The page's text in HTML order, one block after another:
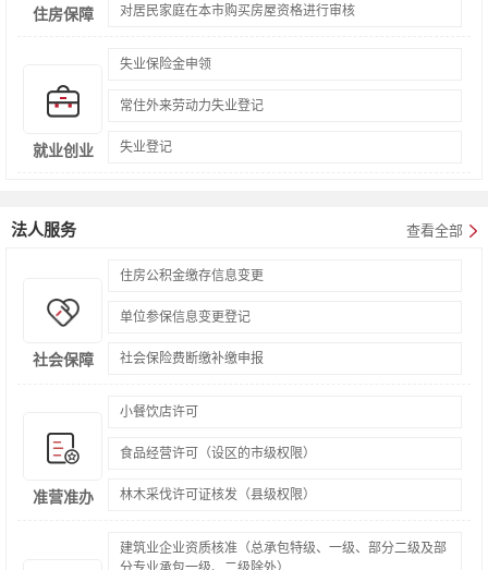
住房保障 对居民家庭在本市购买房屋资格进行审核
就业创业
失业保险金申领
常住外来劳动力失业登记
失业登记
建筑施工企业专职安全生产管理人员安全生产考核
经营主体登记档案查询
特殊车辆在城市道路上行驶审批（直辖市权限）
法人服务 查看全部
社会保障
住房公积金缴存信息变更
单位参保信息变更登记
社会保险费断缴补缴申报
准营准办
小餐饮店许可
食品经营许可（设区的市级权限）
林木采伐许可证核发（县级权限）
建筑业企业资质核准（总承包特级、一级、部分二级及部